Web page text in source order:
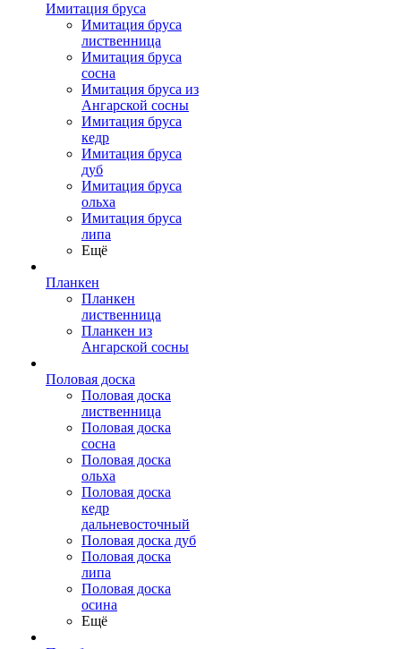
Имитация бруса
Имитация бруса
лиственница
Имитация бруса
сосна
Имитация бруса из
Ангарской сосны
Имитация бруса
кедр
Имитация бруса
дуб
Имитация бруса
ольха
Имитация бруса
липа
Ещё
Планкен
Планкен
лиственница
Планкен из
Ангарской сосны
Половая доска
Половая доска
лиственница
Половая доска
сосна
Половая доска
ольха
Половая доска
кедр
дальневосточный
Половая доска дуб
Половая доска
липа
Половая доска
осина
Ещё